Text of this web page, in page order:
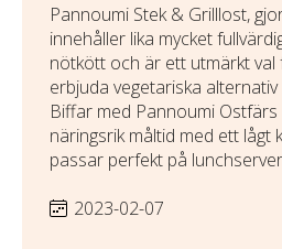
Pannoumi Stek & Grilllost,
innehåller lika mycket
nötkött och är ett utmärkt val
erbjuda vegetariska
Biffar med Pannoumi
näringsrik måltid med ett lågt
passar perfekt på
2023-02-07